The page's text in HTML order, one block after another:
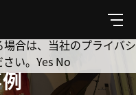
メ
ニ
ュ
追跡してもよろしいです
極めて重視しています。
合は、当社のプライバシ
い。 Yes No